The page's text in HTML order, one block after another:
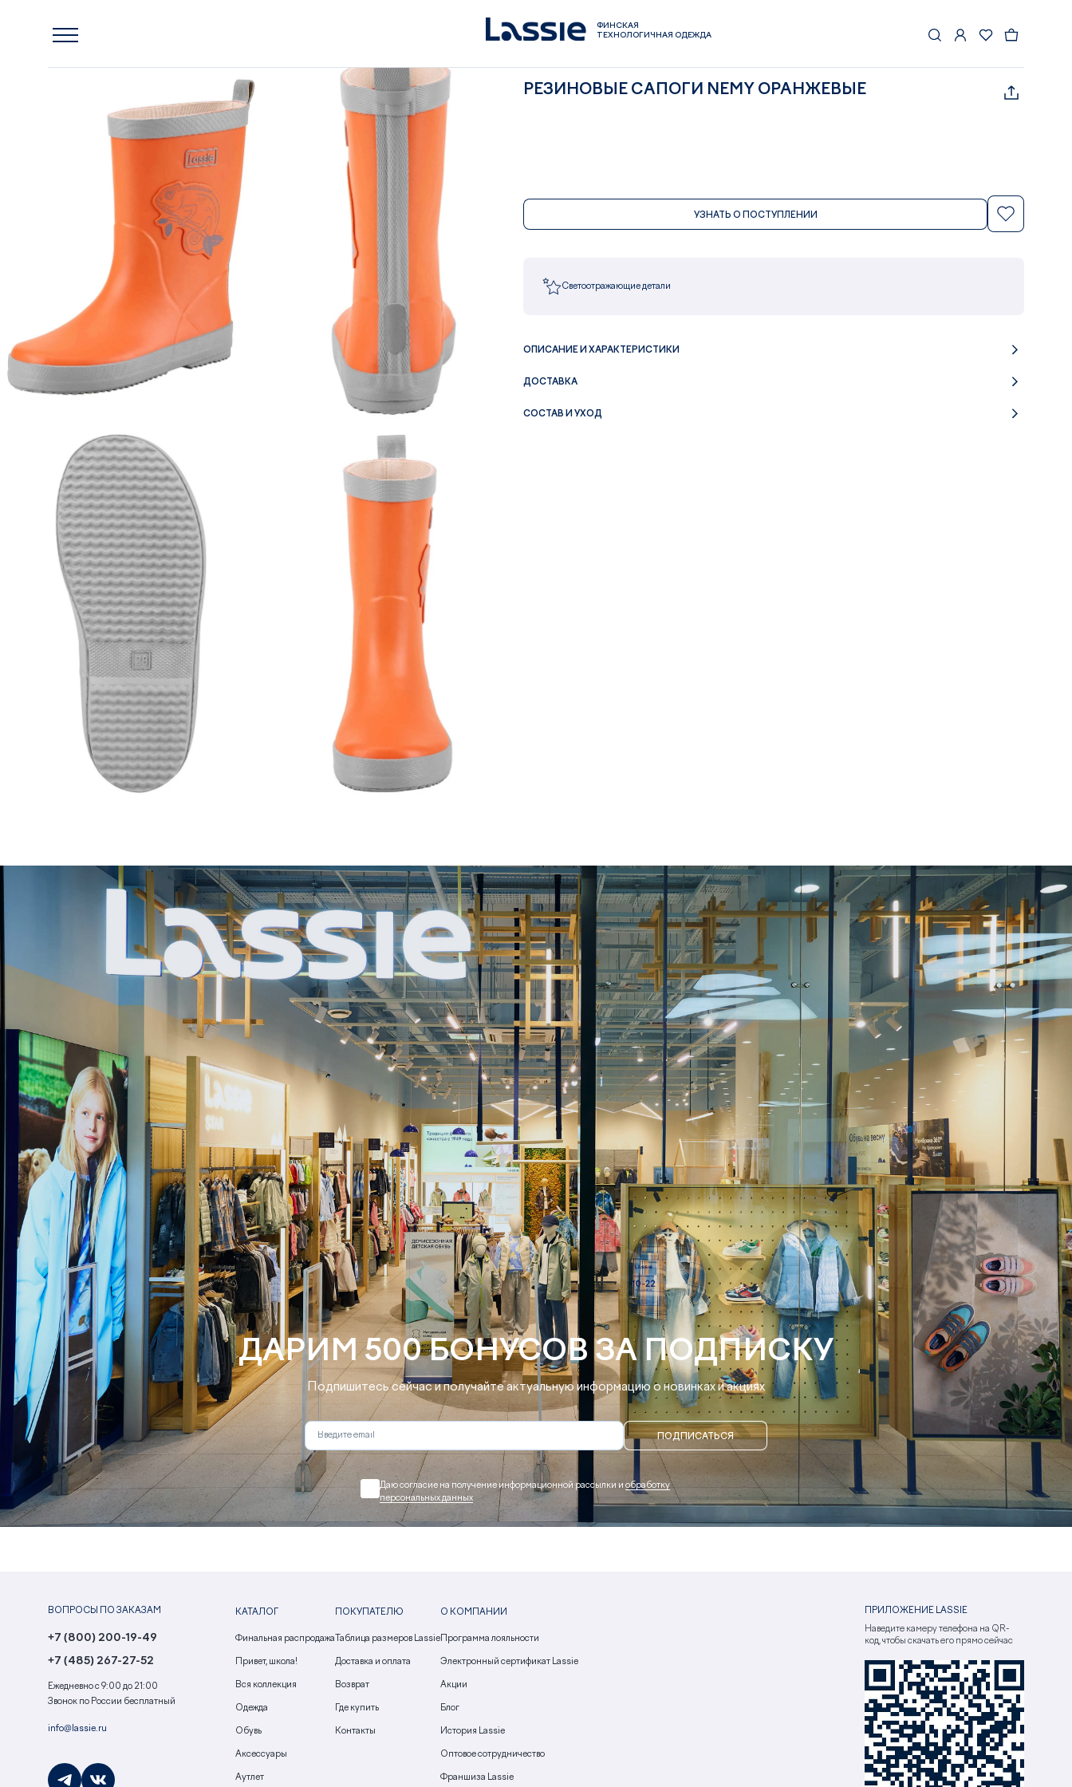
ФИНСКАЯ
ТЕХНОЛОГИЧНАЯ ОДЕЖДА
РЕЗИНОВЫЕ САПОГИ NEMY ОРАНЖЕВЫЕ
УЗНАТЬ О ПОСТУПЛЕНИИ
Светоотражающие детали
ОПИСАНИЕ И ХАРАКТЕРИСТИКИ
ДОСТАВКА
СОСТАВ И УХОД
ДАРИМ 500 БОНУСОВ ЗА ПОДПИСКУ
Подпишитесь сейчас и получайте актуальную информацию о новинках и акциях
ПОДПИСАТЬСЯ
Даю согласие на получение информационной рассылки и обработку
персональных данных
ВОПРОСЫ ПО ЗАКАЗАМ
+7 (800) 200-19-49
+7 (485) 267-27-52
Ежедневно с 9:00 до 21:00
Звонок по России бесплатный
info@lassie.ru
КАТАЛОГ
Финальная распродажа
Привет, школа!
Вся коллекция
Одежда
Обувь
Аксессуары
Аутлет
ПОКУПАТЕЛЮ
Таблица размеров Lassie
Доставка и оплата
Возврат
Где купить
Контакты
О КОМПАНИИ
Программа лояльности
Электронный сертификат Lassie
Акции
Блог
История Lassie
Оптовое сотрудничество
Франшиза Lassie
ПРИЛОЖЕНИЕ LASSIE
Наведите камеру телефона на QR-
код, чтобы скачать его прямо сейчас